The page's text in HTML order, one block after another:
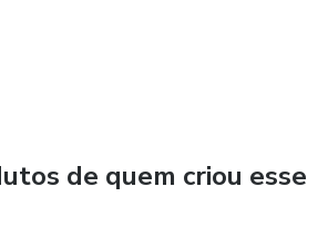
E ATIVIDADES LÚDICAS PARA
FUNDAMENTAL I e II.
de quem criou esse